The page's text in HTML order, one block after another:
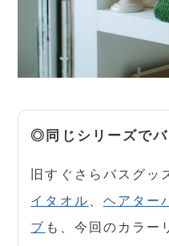
◎同じシリーズでバ
旧すぐさらバスグッ
イタオル
ヘアター
ブ も、今回のカラー